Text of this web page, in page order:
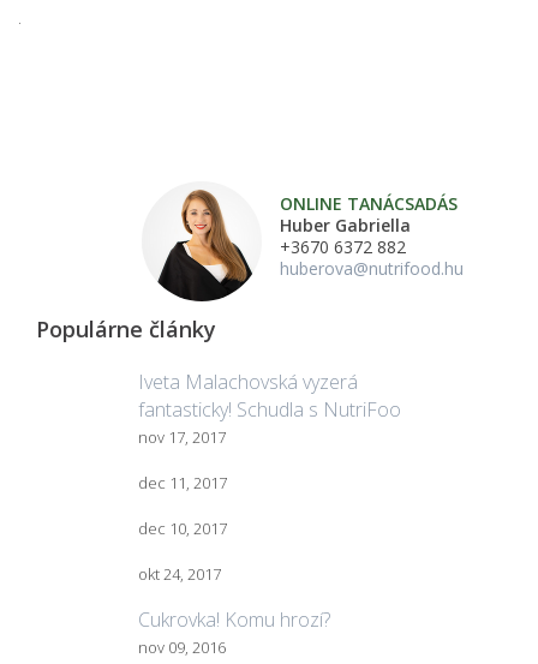
.
ONLINE TANÁCSADÁS
Huber Gabriella
+3670 6372 882
huberova@nutrifood.hu
Populárne články
Iveta Malachovská vyzerá
fantasticky! Schudla s NutriFoo
nov 17, 2017
dec 11, 2017
dec 10, 2017
okt 24, 2017
Cukrovka! Komu hrozí?
nov 09, 2016